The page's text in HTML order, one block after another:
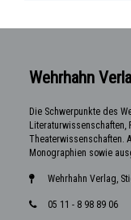
Wehrhahn
Die Schwerpunkte des
Literaturwissenschaften,
Theaterwissenschaften.
Monographien sowie
Wehrhahn Verlag,
05 11 - 8 98 89 06